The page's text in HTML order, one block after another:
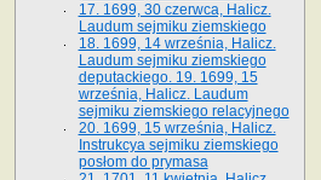
17. 1699, 30 czerwca, Halicz.
Laudum sejmiku ziemskiego
18. 1699, 14 września, Halicz.
Laudum sejmiku ziemskiego
deputackiego. 19. 1699, 15
września, Halicz. Laudum
sejmiku ziemskiego relacyjnego
20. 1699, 15 września, Halicz.
Instrukcya sejmiku ziemskiego
posłom do prymasa